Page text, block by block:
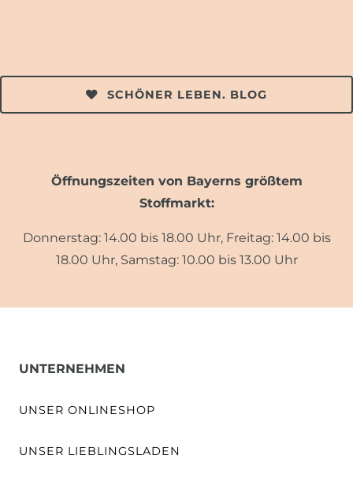
SCHÖNER LEBEN. BLOG
Öffnungszeiten von Bayerns größtem
Stoffmarkt:
Donnerstag: 14.00 bis 18.00 Uhr, Freitag: 14.00 bis
18.00 Uhr, Samstag: 10.00 bis 13.00 Uhr
UNTERNEHMEN
UNSER ONLINESHOP
UNSER LIEBLINGSLADEN